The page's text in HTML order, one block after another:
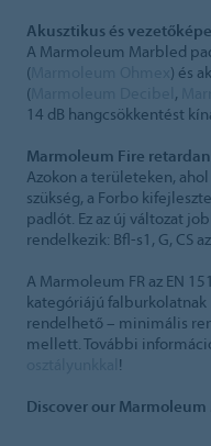
Akusztikus és
A Marmoleum Marbled
(
) és
(
,
14 dB hangcsökkentést
Marmoleum Fire
Azokon a területeken,
szükség, a Forbo
padlót. Ez az új változat
rendelkezik: Bfl-s1, G, CS
A Marmoleum FR az EN
kategóriájú falburkolatnak
rendelhető – minimális
mellett. További
!
Discover our